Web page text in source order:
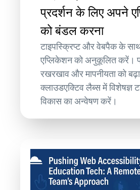
प्रदर्शन के लिए अपने
को बंडल करना
टाइपस्क्रिप्ट और वेबपैक के
एप्लिकेशन को अनुकूलित करें।
रखरखाव और मापनीयता को
क्लाउडएक्टिव लैब्स में विशेषज्ञ
विकास का अन्वेषण करें।